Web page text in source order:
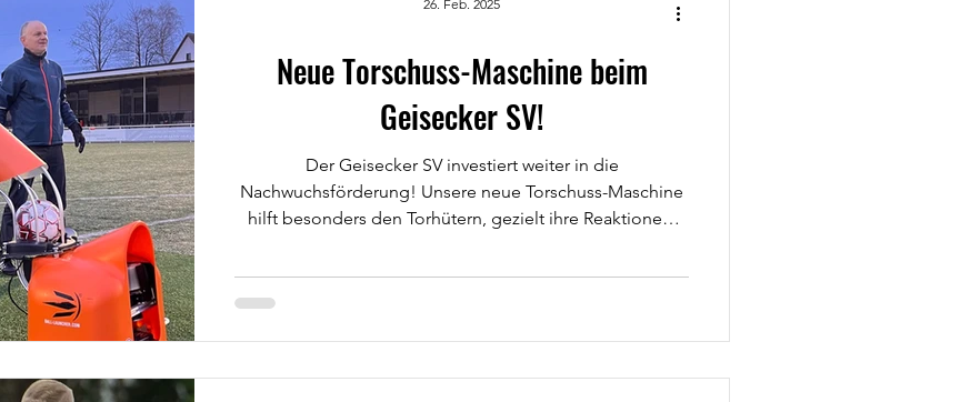
Neue Torschuss-Maschine beim
Geisecker SV!
Der Geisecker SV investiert weiter in die
Nachwuchsförderung! Unsere neue Torschuss-Maschine
hilft besonders den Torhütern, gezielt ihre Reaktionen,
Torwarttraining kam die Maschine erstmals zum Einsatz.
realitätsnah. Auch unser sportlicher Leiter Thomas Redel
26. Feb. 2025